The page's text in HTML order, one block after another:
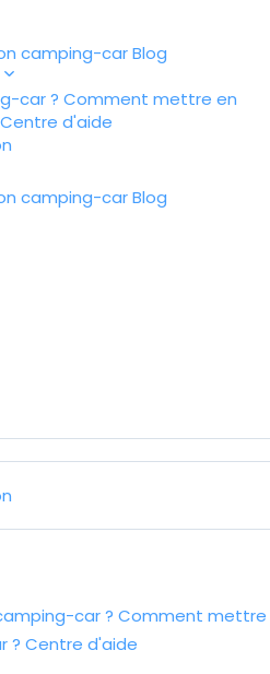
camping-carBlog
car ? Comment mettre en
Centre d'aide
camping-carBlog
car ? Comment mettre
? Centre d'aide